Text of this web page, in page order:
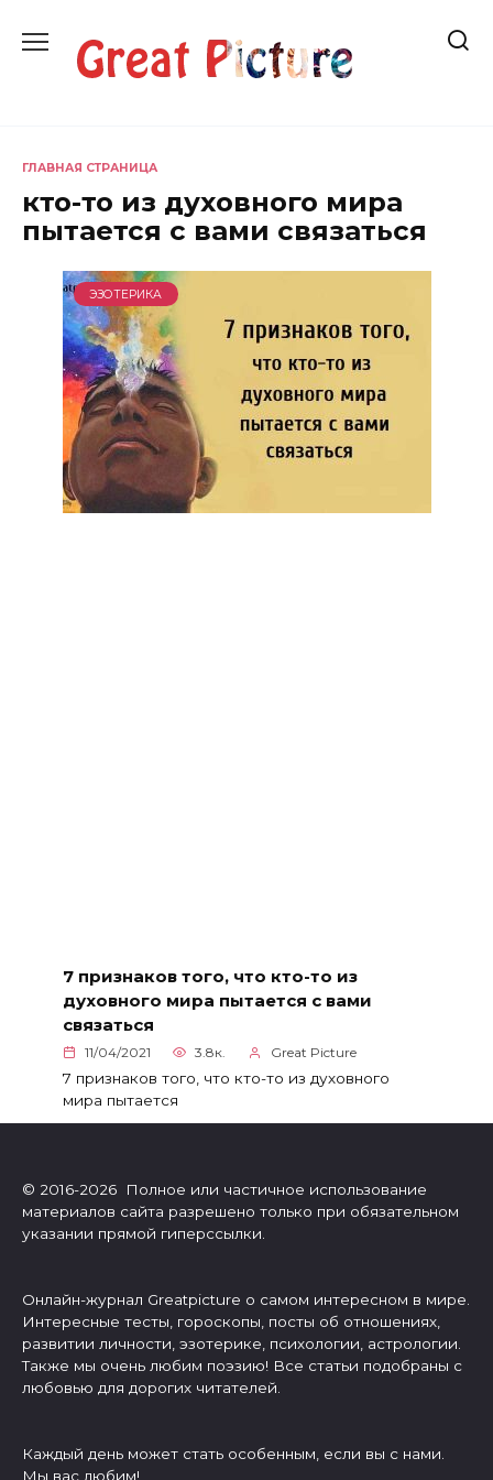
содержанию
ГЛАВНАЯ СТРАНИЦА
кто-то из духовного мира
пытается с вами связаться
ЭЗОТЕРИКА
7 признаков того, что кто-то из
духовного мира пытается с вами
связаться
11/04/2021 3.8к. Great Picture
7 признаков того, что кто-то из духовного
мира пытается
© 2016-2026 Полное или частичное использование
материалов сайта разрешено только при обязательном
указании прямой гиперссылки.
Онлайн-журнал Greatpicture о самом интересном в мире.
Интересные тесты, гороскопы, посты об отношениях,
развитии личности, эзотерике, психологии, астрологии.
Также мы очень любим поэзию! Все статьи подобраны с
любовью для дорогих читателей.
Каждый день может стать особенным, если вы с нами.
Мы вас любим!